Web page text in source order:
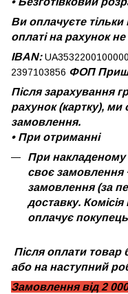
Ви оплачуєте тільки
оплаті на рахунок не
IBAN:
2397103856 ФОП
Після зарахування
рахунок (картку),
замовлення.
•При отриманні
При накладеному
своє замовлення
замовлення (за
доставку.
оплачує покупець
Після оплати товар
або на наступний
Замовлення від 2